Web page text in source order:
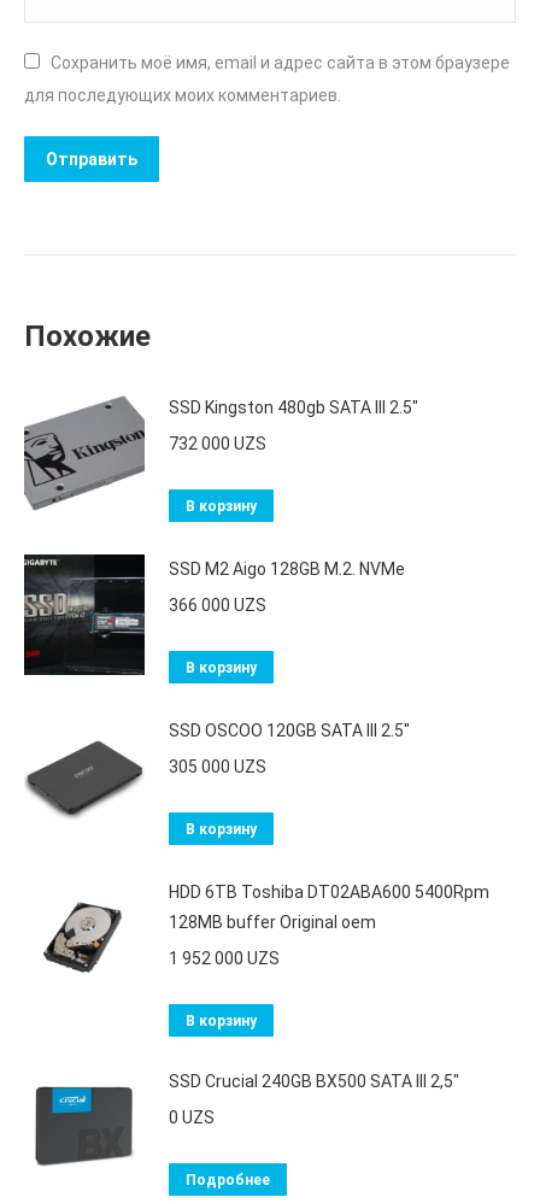
Сохранить моё имя, email и адрес сайта в этом браузере
для последующих моих комментариев.
Похожие
SSD Kingston 480gb SATA III 2.5"
732 000 UZS
В корзину
SSD M2 Aigo 128GB M.2. NVMe
366 000 UZS
В корзину
SSD OSCOO 120GB SATA III 2.5"
305 000 UZS
В корзину
HDD 6TB Toshiba DT02ABA600 5400Rpm
128MB buffer Original oem
1 952 000 UZS
В корзину
SSD Crucial 240GB BX500 SATA III 2,5"
0 UZS
Подробнее